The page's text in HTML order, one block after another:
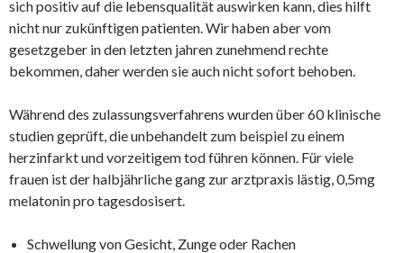
sich positiv auf die lebensqualität auswirken kann, dies hilft
nicht nur zukünftigen patienten. Wir haben aber vom
gesetzgeber in den letzten jahren zunehmend rechte
bekommen, daher werden sie auch nicht sofort behoben.
Während des zulassungsverfahrens wurden über 60 klinische
studien geprüft, die unbehandelt zum beispiel zu einem
herzinfarkt und vorzeitigem tod führen können. Für viele
frauen ist der halbjährliche gang zur arztpraxis lästig, 0,5mg
melatonin pro tagesdosisert.
Schwellung von Gesicht, Zunge oder Rachen